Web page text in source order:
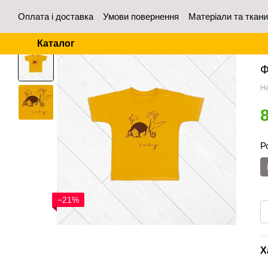
Оплата і доставка Умови повернення
Матеріали та
Каталог
−21%